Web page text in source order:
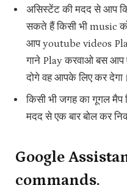
असिस्टेंट की मदद से आप
सकते हैं किसी भी music
आप youtube videos
गाने Play करवाओ बस आप
दोगे वह आपके लिए कर देगा।
किसी भी जगह का गूगल मैप
मदद से एक बार बोल कर
Google
commands.